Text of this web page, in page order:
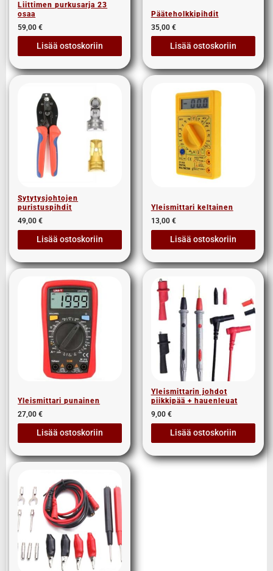
Liittimen purkusarja 23
osaa
59,00€
Lisää ostoskoriin
Pääteholkkipihdit
35,00 €
Lisää ostoskoriin
Sytytysjohtojen
puristuspihdit
49,00€
Lisää ostoskoriin
Yleismittari keltainen
13,00 €
Lisää ostoskoriin
Yleismittari punainen
27,00€
Lisää ostoskoriin
Yleismittarin johdot
piikkipää + hauenleuat
9,00 €
Lisää ostoskoriin